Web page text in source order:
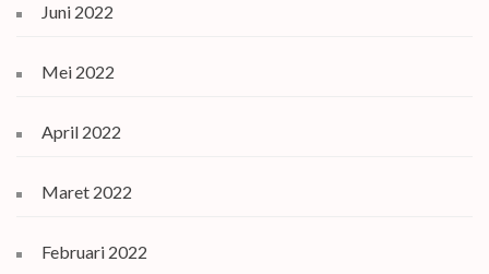
Juni 2022
Mei 2022
April 2022
Maret 2022
Februari 2022